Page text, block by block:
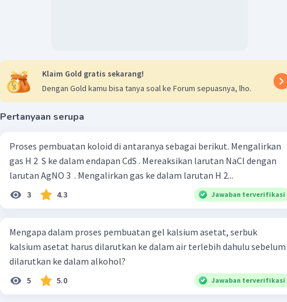
Klaim Gold gratis sekarang!
Dengan Gold kamu bisa tanya soal ke Forum sepuasnya, lho.
Pertanyaan serupa
Proses pembuatan koloid di antaranya sebagai berikut. Mengalirkan
gas H 2 ​ S ke dalam endapan CdS . Mereaksikan larutan NaCl dengan
larutan AgNO 3 ​ . Mengalirkan gas ke dalam larutan H 2...
3 4.3 Jawaban terverifikasi
Mengapa dalam proses pembuatan gel kalsium asetat, serbuk
kalsium asetat harus dilarutkan ke dalam air terlebih dahulu sebelum
dilarutkan ke dalam alkohol?
5 5.0 Jawaban terverifikasi